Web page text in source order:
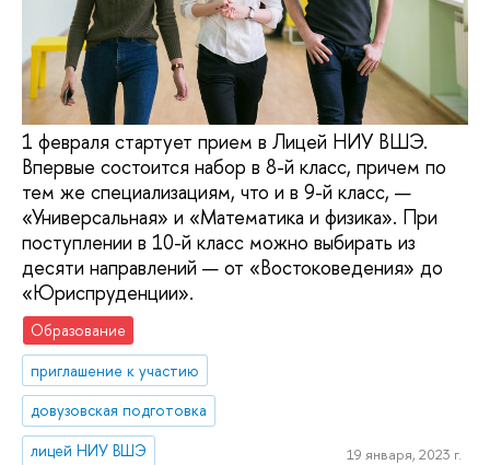
1 февраля стартует прием в Лицей НИУ ВШЭ.
Впервые состоится набор в 8-й класс, причем по
тем же специализациям, что и в 9-й класс, —
«Универсальная» и «Математика и физика». При
поступлении в 10-й класс можно выбирать из
десяти направлений — от «Востоковедения» до
«Юриспруденции».
Образование
приглашение к участию
довузовская подготовка
лицей НИУ ВШЭ
19 января, 2023 г.